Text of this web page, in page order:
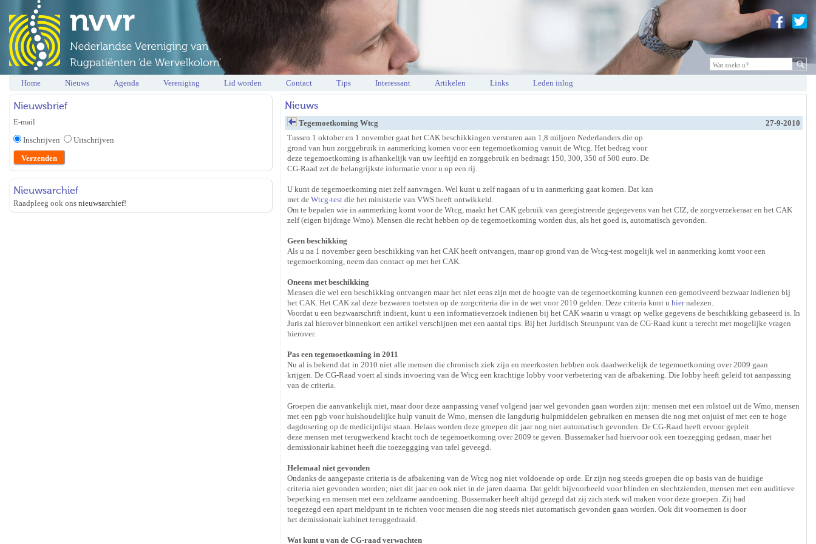
Home Nieuws Agenda Vereniging Lid worden Contact Tips Interessant Artikelen Links Leden inlog
Nieuws
Tegemoetkoming Wtcg
27-9-2010
Tussen 1 oktober en 1 november gaat het CAK beschikkingen versturen aan 1,8 miljoen Nederlanders die op
grond van hun zorggebruik in aanmerking komen voor een tegemoetkoming vanuit de Wtcg. Het bedrag voor
deze tegemoetkoming is afhankelijk van uw leeftijd en zorggebruik en bedraagt 150, 300, 350 of 500 euro. De
CG-Raad zet de belangrijkste informatie voor u op een rij.
U kunt de tegemoetkoming niet zelf aanvragen. Wel kunt u zelf nagaan of u in aanmerking gaat komen. Dat kan
met de Wtcg-testdie het ministerie van VWS heeft ontwikkeld.
Om te bepalen wie in aanmerking komt voor de Wtcg, maakt het CAK gebruik van geregistreerde gegegevens van het CIZ, de zorgverzekeraar en het CAK
zelf (eigen bijdrage Wmo). Mensen die recht hebben op de tegemoetkoming worden dus, als het goed is, automatisch gevonden.
Geen beschikking
Als u na 1 november geen beschikking van het CAK heeft ontvangen, maar op grond van de Wtcg-test mogelijk wel in aanmerking komt voor een
tegemoetkoming, neem dan contact op met het CAK.
Oneens met beschikking
Mensen die wel een beschikking ontvangen maar het niet eens zijn met de hoogte van de tegemoetkoming kunnen een gemotiveerd bezwaar indienen bij
het CAK. Het CAK zal deze bezwaren toetsten op de zorgcriteria die in de wet voor 2010 gelden. Deze criteria kunt u hiernalezen.
Voordat u een bezwaarschrift indient, kunt u een informatieverzoek indienen bij het CAK waarin u vraagt op welke gegevens de beschikking gebaseerd is. In
Juris zal hierover binnenkort een artikel verschijnen met een aantal tips. Bij het Juridisch Steunpunt van de CG-Raad kunt u terecht met mogelijke vragen
hierover.
Pas een tegemoetkoming in 2011
Nu al is bekend dat in 2010 niet alle mensen die chronisch ziek zijn en meerkosten hebben ook daadwerkelijk de tegemoetkoming over 2009 gaan
krijgen. De CG-Raad voert al sinds invoering van de Wtcg een krachtige lobby voor verbetering van de afbakening. Die lobby heeft geleid tot aanpassing
van de criteria.
Groepen die aanvankelijk niet, maar door deze aanpassing vanaf volgend jaar wel gevonden gaan worden zijn: mensen met een rolstoel uit de Wmo, mensen
met een pgb voor huishoudelijke hulp vanuit de Wmo, mensen die langdurig hulpmiddelen gebruiken en mensen die nog met onjuist of met een te hoge
dagdosering op de medicijnlijst staan. Helaas worden deze groepen dit jaar nog niet automatisch gevonden. De CG-Raad heeft ervoor gepleit
deze mensen met terugwerkend kracht toch de tegemoetkoming over 2009 te geven. Bussemaker had hiervoor ook een toezegging gedaan, maar het
demissionair kabinet heeft die toezeggging van tafel geveegd.
Helemaal niet gevonden
Ondanks de aangepaste criteria is de afbakening van de Wtcg nog niet voldoende op orde. Er zijn nog steeds groepen die op basis van de huidige
criteria niet gevonden worden; niet dit jaar en ook niet in de jaren daarna. Dat geldt bijvoorbeeld voor blinden en slechtzienden, mensen met een auditieve
beperking en mensen met een zeldzame aandoening. Bussemaker heeft altijd gezegd dat zij zich sterk wil maken voor deze groepen. Zij had
toegezegd een apart meldpunt in te richten voor mensen die nog steeds niet automatisch gevonden gaan worden. Ook dit voornemen is door
het demissionair kabinet teruggedraaid.
Wat kunt u van de CG-raad verwachten
Nieuwsbrief
E-mail
Inschrijven
Uitschrijven
Nieuwsarchief
Raadpleeg ook ons nieuwsarchief!